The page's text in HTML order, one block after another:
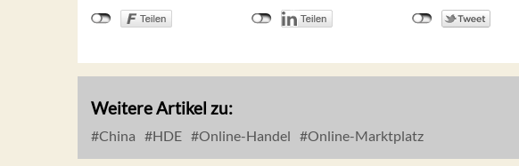
Weitere Artikel zu:
China HDE Online-Handel Online-Marktplatz